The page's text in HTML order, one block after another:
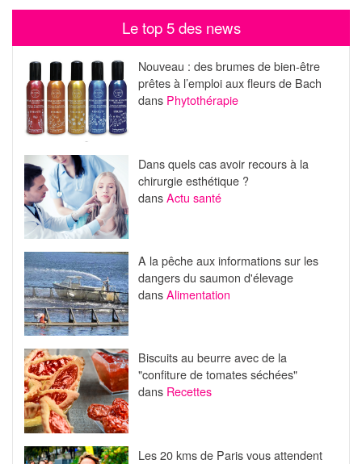
Le top 5 des news
Nouveau : des brumes de bien-être
prêtes à l’emploi aux fleurs de Bach
dans Phytothérapie
Dans quels cas avoir recours à la
chirurgie esthétique ?
dansActu santé
A la pêche aux informations sur les
dangers du saumon d'élevage
dansAlimentation
Biscuits au beurre avec de la
"confiture de tomates séchées"
dans Recettes
Les 20 kms de Paris vous attendent